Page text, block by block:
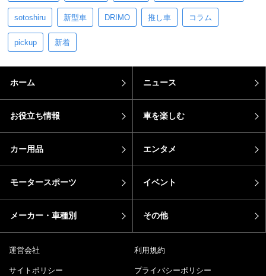
sotoshiru 新型車 DRIMO 推し車 コラム
pickup 新着
ホーム ニュース
お役立ち情報 車を楽しむ
カー用品 エンタメ
モータースポーツ イベント
メーカー・車種別 その他
運営会社 利用規約
サイトポリシー プライバシーポリシー